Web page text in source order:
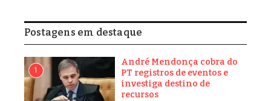
Postagens em destaque
1
André Mendonça cobra do
PT registros de eventos e
investiga destino de
recursos